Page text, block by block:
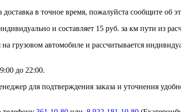
в точное время, пожалуйста сообщите об
и составляет 15 руб. за км пути
грузовом автомобиле и рассчитывается
до 22:00.
для подтверждения заказа и уточнения